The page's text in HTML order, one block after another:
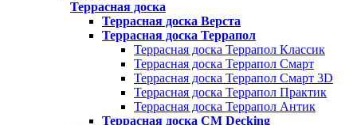
Террасная доска
Террасная доска Верста
Террасная доска Террапол
Террасная доска Террапол Классик
Террасная доска Террапол Смарт
Террасная доска Террапол Смарт 3D
Террасная доска Террапол Практик
Террасная доска Террапол Антик
Террасная доска CM Decking